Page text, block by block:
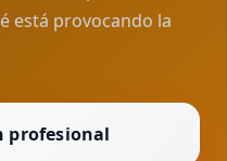
está provocando la
profesional